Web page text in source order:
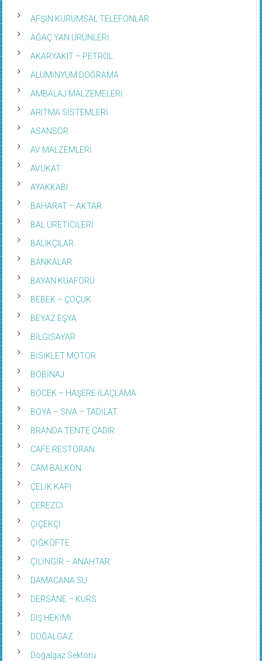
AFŞİN KURUMSAL TELEFONLAR
AĞAÇ YAN ÜRÜNLERİ
AKARYAKIT – PETROL
ALÜMİNYUM DOĞRAMA
AMBALAJ MALZEMELERİ
ARITMA SİSTEMLERİ
ASANSÖR
AV MALZEMLERİ
AVUKAT
AYAKKABI
BAHARAT – AKTAR
BAL ÜRETİCİLERİ
BALIKÇILAR
BANKALAR
BAYAN KUAFÖRÜ
BEBEK – ÇOÇUK
BEYAZ EŞYA
BİLGİSAYAR
BİSİKLET MOTOR
BOBİNAJ
BÖCEK – HAŞERE İLAÇLAMA
BOYA – SIVA – TADİLAT
BRANDA TENTE ÇADIR
CAFE RESTORAN
CAM BALKON
ÇELİK KAPI
ÇEREZCİ
ÇİÇEKÇİ
ÇİĞKÖFTE
ÇİLİNGİR – ANAHTAR
DAMACANA SU
DERSANE – KURS
DIŞ HEKİMİ
DOĞALGAZ
Doğalgaz Sektörü